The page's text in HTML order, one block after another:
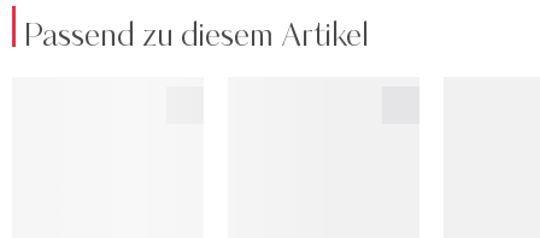
Passend zu diesem Artikel